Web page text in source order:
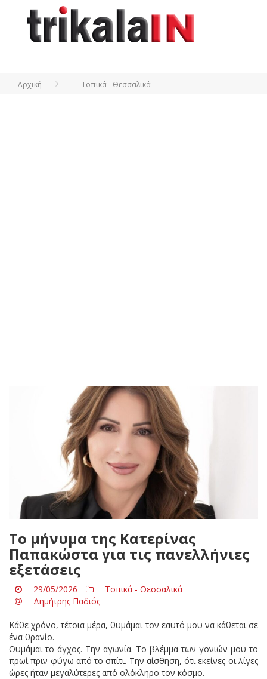
Αρχική Τοπικά - Θεσσαλικά
Το μήνυμα της Κατερίνας
Παπακώστα για τις πανελλήνιες
εξετάσεις
29/05/2026
Τοπικά - Θεσσαλικά
Δημήτρης Παδιός
Κάθε χρόνο, τέτοια μέρα, θυμάμαι τον εαυτό μου να κάθεται σε
ένα θρανίο.
Θυμάμαι το άγχος. Την αγωνία. Το βλέμμα των γονιών μου το
πρωί πριν φύγω από το σπίτι. Την αίσθηση, ότι εκείνες οι λίγες
ώρες ήταν μεγαλύτερες από ολόκληρο τον κόσμο.